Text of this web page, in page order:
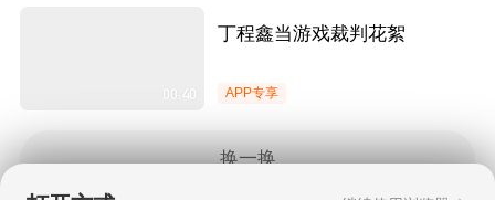
00:40
丁程鑫当游戏裁判花絮
APP专享
换一换